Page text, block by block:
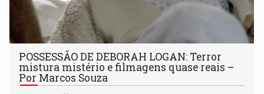
POSSESSÃO DE DEBORAH LOGAN: Terror
mistura mistério e filmagens quase reais –
Por Marcos Souza